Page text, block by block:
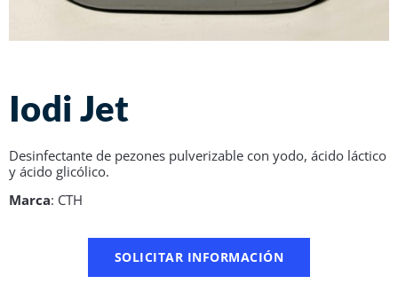
Iodi Jet
Desinfectante de pezones pulverizable con yodo, ácido láctico
y ácido glicólico.
Marca: CTH
SOLICITAR INFORMACIÓN